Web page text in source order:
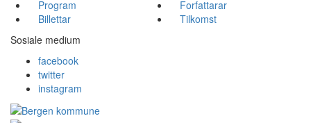
Program
Forfattarar
Billettar
Tilkomst
Sosiale medium
facebook
twitter
instagram